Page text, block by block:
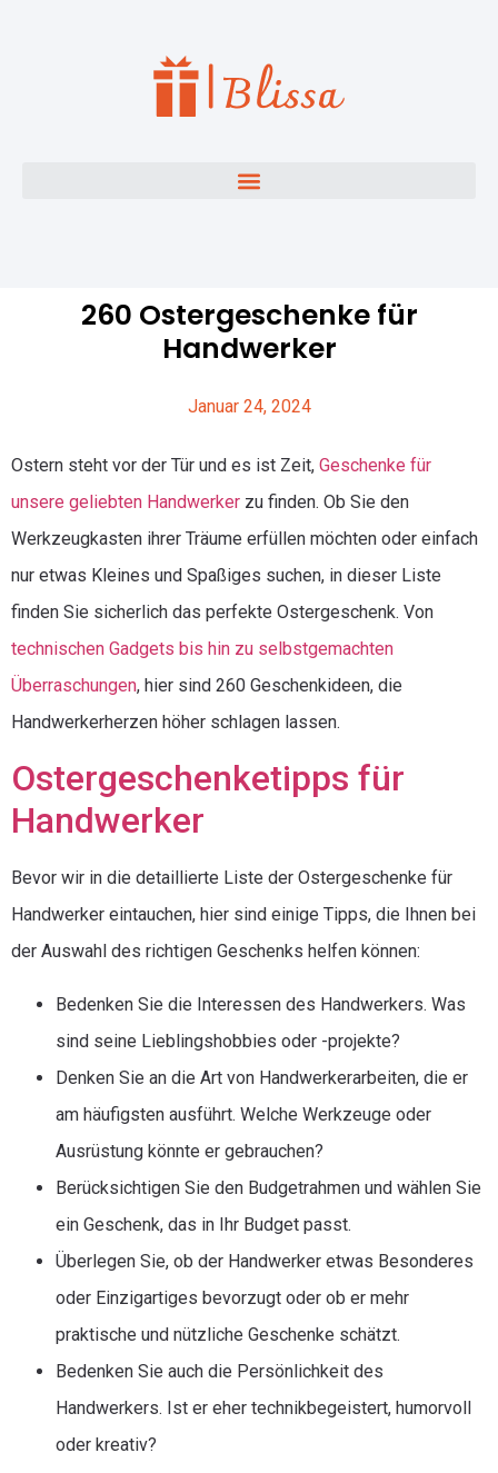
260 Ostergeschenke für
Handwerker
Januar 24, 2024
Ostern steht vor der Tür und es ist Zeit, Geschenke für
unsere geliebten Handwerker zu finden. Ob Sie den
Werkzeugkasten ihrer Träume erfüllen möchten oder einfach
nur etwas Kleines und Spaßiges suchen, in dieser Liste
finden Sie sicherlich das perfekte Ostergeschenk. Von
technischen Gadgets bis hin zu selbstgemachten
Überraschungen, hier sind 260 Geschenkideen, die
Handwerkerherzen höher schlagen lassen.
Ostergeschenketipps für
Handwerker
Bevor wir in die detaillierte Liste der Ostergeschenke für
Handwerker eintauchen, hier sind einige Tipps, die Ihnen bei
der Auswahl des richtigen Geschenks helfen können:
Bedenken Sie die Interessen des Handwerkers. Was
sind seine Lieblingshobbies oder -projekte?
Denken Sie an die Art von Handwerkerarbeiten, die er
am häufigsten ausführt. Welche Werkzeuge oder
Ausrüstung könnte er gebrauchen?
Berücksichtigen Sie den Budgetrahmen und wählen Sie
ein Geschenk, das in Ihr Budget passt.
Überlegen Sie, ob der Handwerker etwas Besonderes
oder Einzigartiges bevorzugt oder ob er mehr
praktische und nützliche Geschenke schätzt.
Bedenken Sie auch die Persönlichkeit des
Handwerkers. Ist er eher technikbegeistert, humorvoll
oder kreativ?